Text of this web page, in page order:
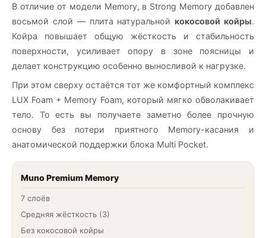
В отличие от модели Memory, в Strong Memory добавлен
восьмой слой — плита натуральнойкокосовой койры.
Койра повышает общую жёсткость и стабильность
поверхности, усиливает опору в зоне поясницы и
делает конструкцию особенно выносливой к нагрузке.
При этом сверху остаётся тот же комфортный комплекс
LUX Foam + Memory Foam, который мягко обволакивает
тело. То есть вы получаете заметно более прочную
основу без потери приятного Memory-касания и
анатомической поддержки блока Multi Pocket.
Muno Premium Memory
7 слоёв
Средняя жёсткость (3)
Без кокосовой койры